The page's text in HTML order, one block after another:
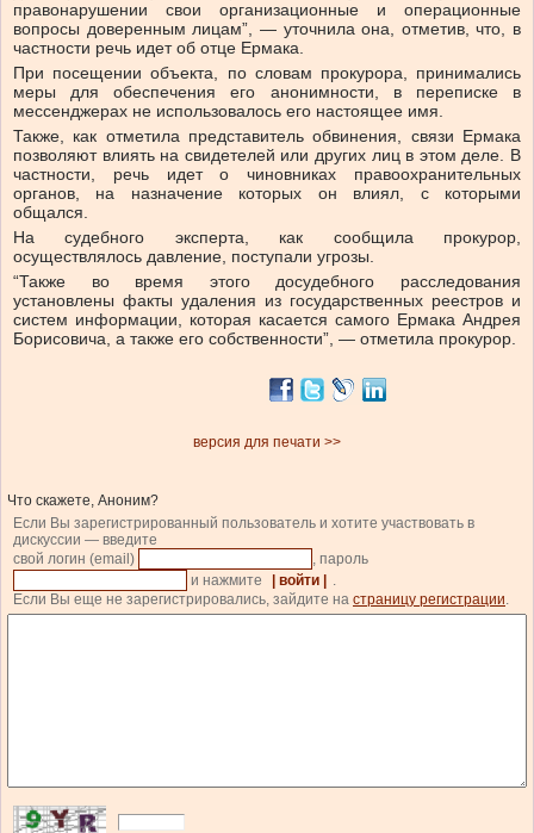
правонарушении свои организационные и операционные
вопросы доверенным лицам”, — уточнила она, отметив, что, в
частности речь идет об отце Ермака.
При посещении объекта, по словам прокурора, принимались
меры для обеспечения его анонимности, в переписке в
мессенджерах не использовалось его настоящее имя.
Также, как отметила представитель обвинения, связи Ермака
позволяют влиять на свидетелей или других лиц в этом деле. В
частности, речь идет о чиновниках правоохранительных
органов, на назначение которых он влиял, с которыми
общался.
На судебного эксперта, как сообщила прокурор,
осуществлялось давление, поступали угрозы.
“Также во время этого досудебного расследования
установлены факты удаления из государственных реестров и
систем информации, которая касается самого Ермака Андрея
Борисовича, а также его собственности”, — отметила прокурор.
версия для печати >>
Что скажете, Аноним?
Если Вы зарегистрированный пользователь и хотите участвовать в
дискуссии — введите
свой логин (email)
, пароль
и нажмите
| войти |
.
Если Вы еще не зарегистрировались, зайдите на страницу регистрации.